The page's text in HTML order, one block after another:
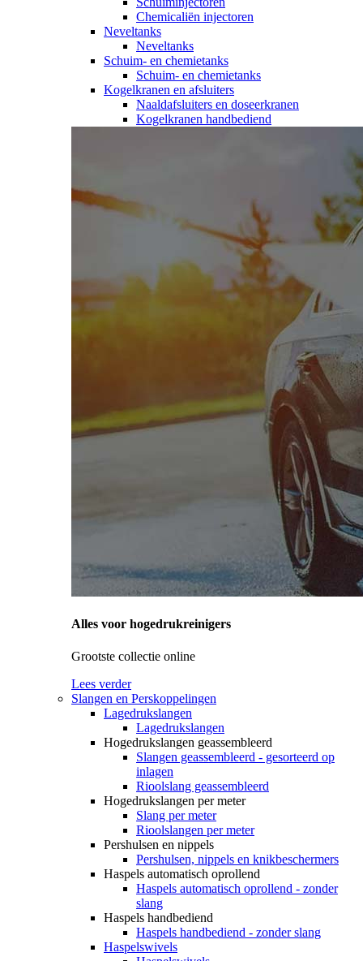
Chemicaliën injectoren
Neveltanks
Neveltanks
Schuim- en chemietanks
Schuim- en chemietanks
Kogelkranen en afsluiters
Naaldafsluiters en doseerkranen
Kogelkranen handbediend
Alles voor hogedrukreinigers
Grootste collectie online
Lees verder
Slangen en Perskoppelingen
Lagedrukslangen
Lagedrukslangen
Hogedrukslangen geassembleerd
Slangen geassembleerd - gesorteerd op
inlagen
Rioolslang geassembleerd
Hogedrukslangen per meter
Slang per meter
Rioolslangen per meter
Pershulsen en nippels
Pershulsen, nippels en knikbeschermers
Haspels automatisch oprollend
Haspels automatisch oprollend - zonder
slang
Haspels handbediend
Haspels handbediend - zonder slang
Haspelswivels